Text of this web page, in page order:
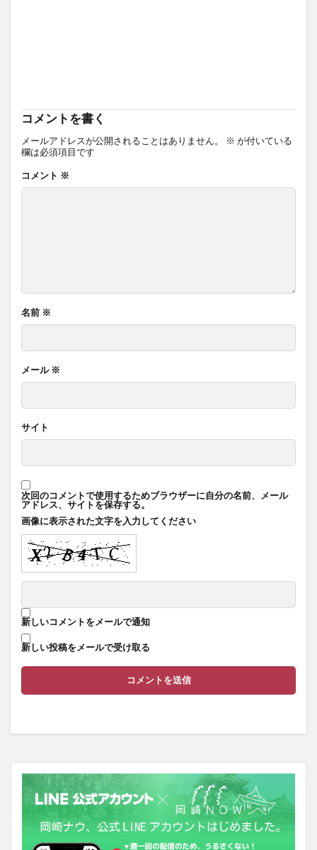
コメントを書く
メールアドレスが公開されることはありません。 ※ が付いている
欄は必須項目です
コメント ※
名前 ※
メール ※
サイト
次回のコメントで使用するためブラウザーに自分の名前、メール
アドレス、サイトを保存する。
画像に表示された文字を入力してください
新しいコメントをメールで通知
新しい投稿をメールで受け取る